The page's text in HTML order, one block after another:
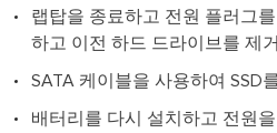
랩탑을 종료하고 전원 플러그
하고 이전 하드 드라이브를 제
SATA 케이블을 사용하여 SSD
배터리를 다시 설치하고 전원